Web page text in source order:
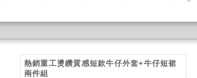
熱銷重工燙鑽質感短款牛仔外套+牛仔短裙
兩件組